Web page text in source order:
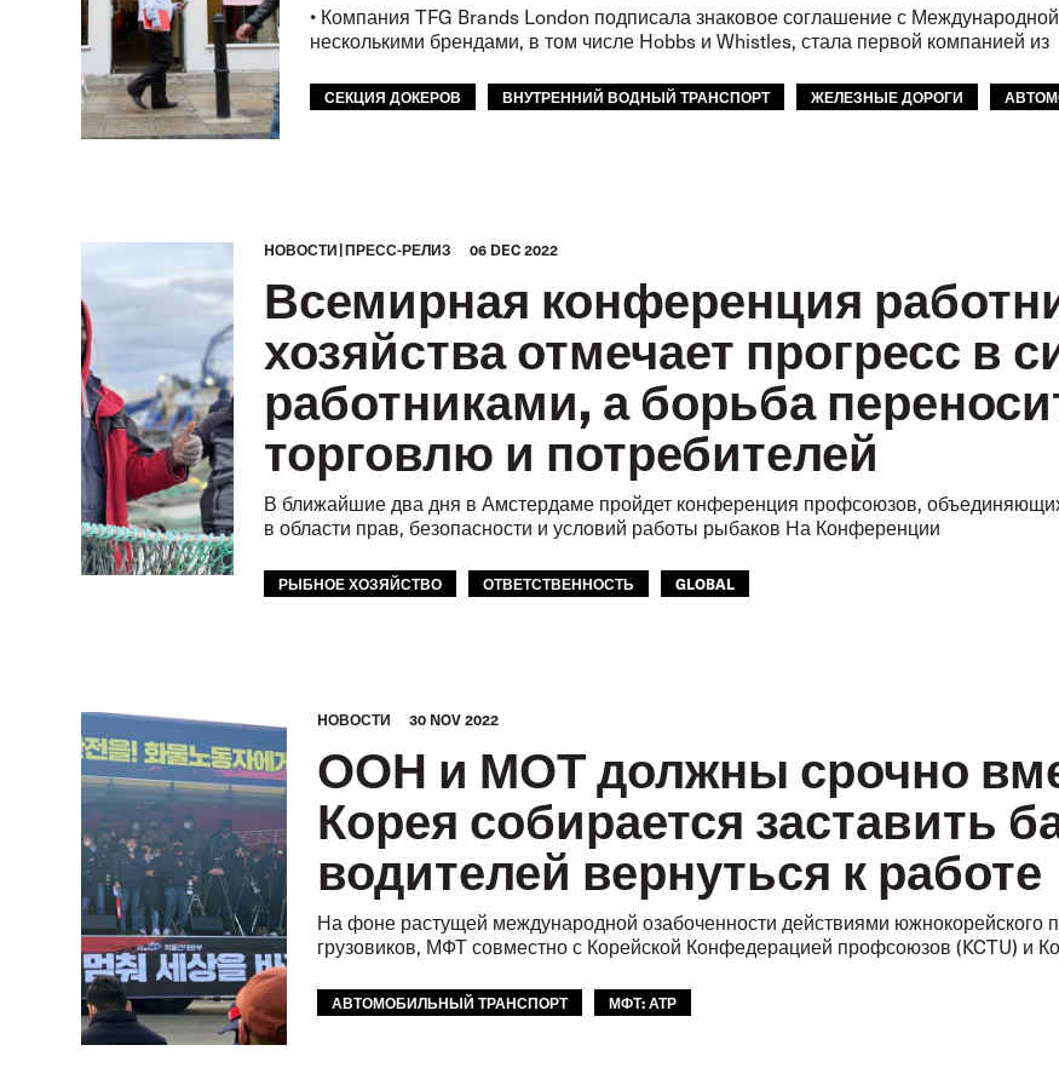
• Компания TFG Brands London подписала знаковое соглашение с
несколькими брендами, в том числе Hobbs и Whistles, стала первой компанией из
СЕКЦИЯ ДОКЕРОВ ВНУТРЕННИЙ ВОДНЫЙ ТРАНСПОРТ ЖЕЛЕЗНЫЕ ДОРОГИ
HОВОСТИ ПРЕСС-РЕЛИЗ 06 DEC 2022
Всемирная конференция
хозяйства отмечает прогресс в
работниками, а борьба
торговлю и потребителей
В ближайшие два дня в Амстердаме пройдет конференция профсоюзов,
в области прав, безопасности и условий работы рыбаков На Конференции
РЫБНОЕ ХОЗЯЙСТВО ОТВЕТСТВЕННОСТЬ GLOBAL
HОВОСТИ 30 NOV 2022
ООН и МОТ должны срочно
Корея собирается заставить
водителей вернуться к работе
На фоне растущей международной озабоченности действиями южнокорейского
грузовиков, МФТ совместно с Корейской Конфедерацией профсоюзов (KCTU) и
АВТОМОБИЛЬНЫЙ ТРАНСПОРТ МФТ: АТР